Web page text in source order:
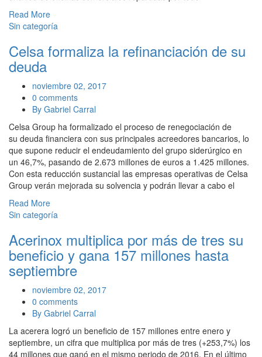
Read More
Sin categoría
Celsa formaliza la refinanciación de su
deuda
noviembre 02, 2017
0 comments
By Gabriel Carral
Celsa Group ha formalizado el proceso de renegociación de
su deuda financiera con sus principales acreedores bancarios, lo
que supone reducir el endeudamiento del grupo siderúrgico en
un 46,7%, pasando de 2.673 millones de euros a 1.425 millones.
Con esta reducción sustancial las empresas operativas de Celsa
Group verán mejorada su solvencia y podrán llevar a cabo el
Read More
Sin categoría
Acerinox multiplica por más de tres su
beneficio y gana 157 millones hasta
septiembre
noviembre 02, 2017
0 comments
By Gabriel Carral
La acerera logró un beneficio de 157 millones entre enero y
septiembre, un cifra que multiplica por más de tres (+253,7%) los
44 millones que ganó en el mismo periodo de 2016. En el último